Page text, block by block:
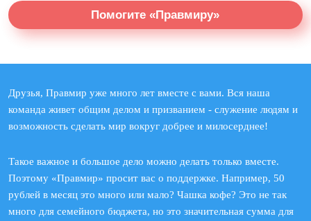
Помогите «Правмиру»
Друзья, Правмир уже много лет вместе с вами. Вся наша
команда живет общим делом и призванием - служение людям и
возможность сделать мир вокруг добрее и милосерднее!
Такое важное и большое дело можно делать только вместе.
Поэтому «Правмир» просит вас о поддержке. Например, 50
рублей в месяц это много или мало? Чашка кофе? Это не так
много для семейного бюджета, но это значительная сумма для